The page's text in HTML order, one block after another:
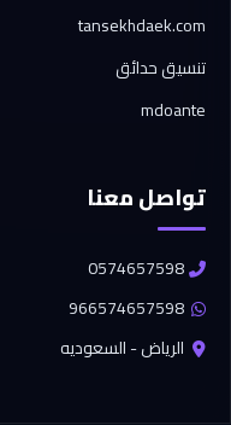
tansekhdaek.com
تنسيق حدائق
mdoante
تواصل معنا
0574657598
966574657598
الرياض - السعوديه